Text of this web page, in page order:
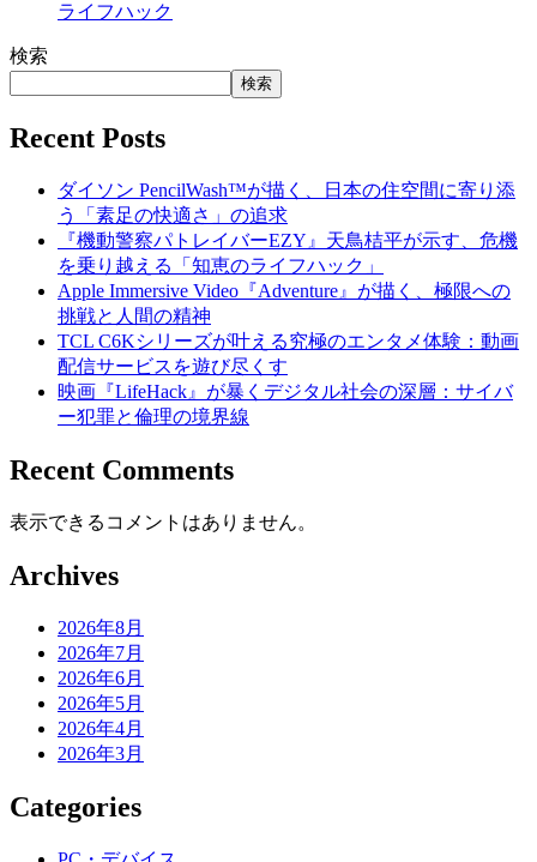
ライフハック
検索
検索
Recent Posts
ダイソン PencilWash™が描く、日本の住空間に寄り添
う「素足の快適さ」の追求
『機動警察パトレイバーEZY』天鳥桔平が示す、危機
を乗り越える「知恵のライフハック」
Apple Immersive Video『Adventure』が描く、極限への
挑戦と人間の精神
TCL C6Kシリーズが叶える究極のエンタメ体験：動画
配信サービスを遊び尽くす
映画『LifeHack』が暴くデジタル社会の深層：サイバ
ー犯罪と倫理の境界線
Recent Comments
表示できるコメントはありません。
Archives
2026年8月
2026年7月
2026年6月
2026年5月
2026年4月
2026年3月
Categories